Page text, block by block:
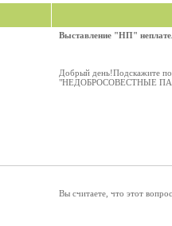
Выставление "НП"
Добрый день!Подскажите
"НЕДОБРОСОВЕСТНЫЕ
Вы считаете, что этот